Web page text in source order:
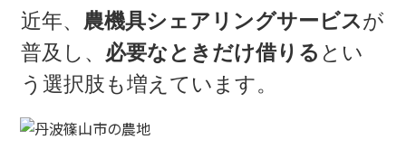
近年、 農機具シェアリングサービスが
普及し、 必要なときだけ借りる とい
う選択肢も増えています。